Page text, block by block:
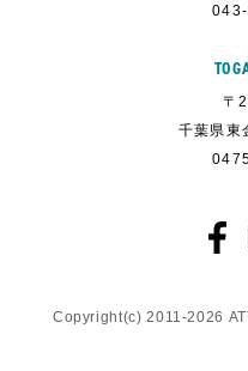
〒
千葉県東
Copyright(c) 2011-2026